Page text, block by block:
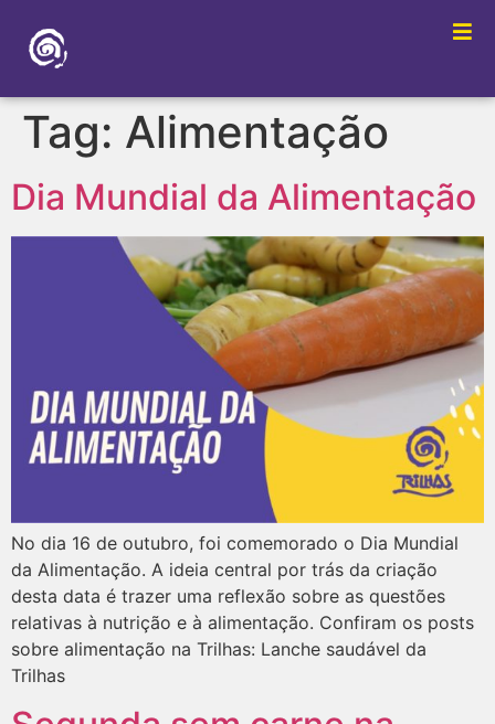
Tag: Alimentação
Dia Mundial da Alimentação
No dia 16 de outubro, foi comemorado o Dia Mundial
da Alimentação. A ideia central por trás da criação
desta data é trazer uma reflexão sobre as questões
relativas à nutrição e à alimentação. Confiram os posts
sobre alimentação na Trilhas: Lanche saudável da
Trilhas